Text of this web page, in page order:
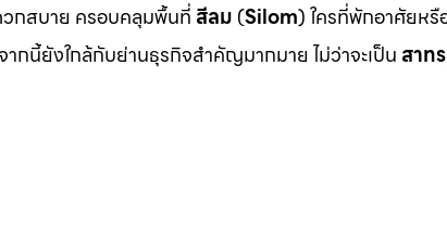
วกสบาย ครอบคลุมพื้นที่ สีลม (Silom) ใครที่พักอาศัยหรื
ากนี้ยังใกล้กับย่านธุรกิจสำคัญมากมาย ไม่ว่าจะเป็น สาทร